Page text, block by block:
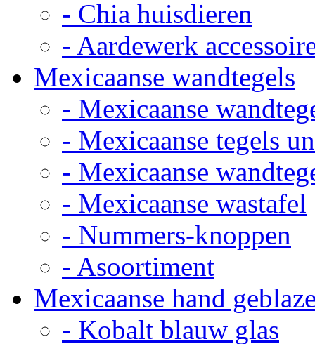
- Chia huisdieren
- Aardewerk
Mexicaanse wandtegels
- Mexicaanse
- Mexicaanse tegels
- Mexicaanse
- Mexicaanse wastafel
- Nummers-knoppen
- Asoortiment
Mexicaanse hand
- Kobalt blauw glas